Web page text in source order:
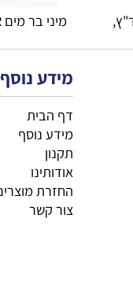
מידע נוסף
דף הבית
מידע נוסף
אודותינו
החזרת מוצרים